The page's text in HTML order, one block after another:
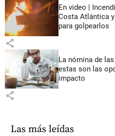
En video |
Costa Atlántica
para golpearlos
share
La nómina de
estas son las
impacto
share
Las más leídas